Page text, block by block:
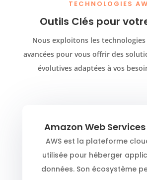
TECHNOLOGIES
Outils Clés pour
Nous exploitons les technologies
avancées pour vous offrir des
évolutives adaptées à vos
Amazon Web
AWS est la plateforme
utilisée pour héberger
données. Son écosystème